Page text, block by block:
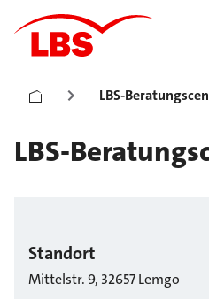
LBS-
LBS-
Standort
Mittelstr.9, 32657Lemgo